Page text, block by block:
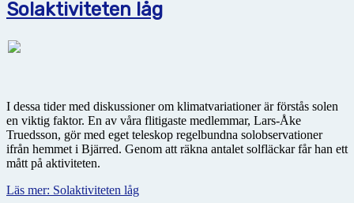
Solaktiviteten låg
I dessa tider med diskussioner om klimatvariationer är förstås solen
en viktig faktor. En av våra flitigaste medlemmar, Lars-Åke
Truedsson, gör med eget teleskop regelbundna solobservationer
ifrån hemmet i Bjärred. Genom att räkna antalet solfläckar får han ett
mått på aktiviteten.
Läs mer: Solaktiviteten låg